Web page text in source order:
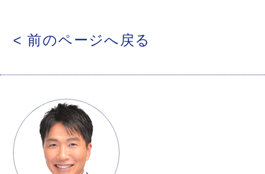
< 前のページへ戻る